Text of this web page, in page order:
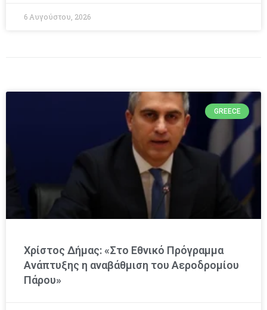
6 Αυγούστου, 2026
GREECE
Χρίστος Δήμας: «Στο Εθνικό Πρόγραμμα
Ανάπτυξης η αναβάθμιση του Αεροδρομίου
Πάρου»